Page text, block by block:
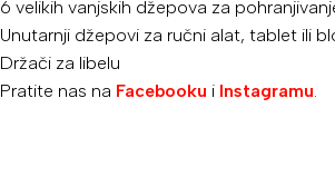
6 velikih vanjskih džepova za
Unutarnji džepovi za ručni alat, tablet ili
Držači za libelu
Pratite nas na Facebooku i Instagramu.